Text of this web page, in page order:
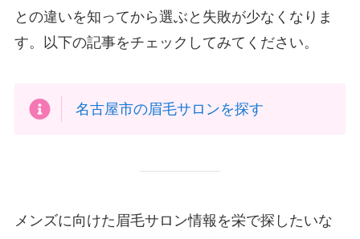
との違いを知ってから選ぶと失敗が少なくなりま
す。以下の記事をチェックしてみてください。
名古屋市の眉毛サロンを探す
メンズに向けた眉毛サロン情報を栄で探したいな